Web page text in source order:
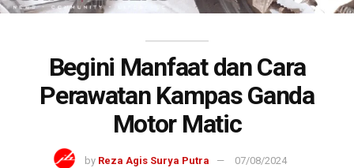
Begini Manfaat dan Cara
Perawatan Kampas Ganda
Motor Matic
by Reza Agis Surya Putra 07/08/2024